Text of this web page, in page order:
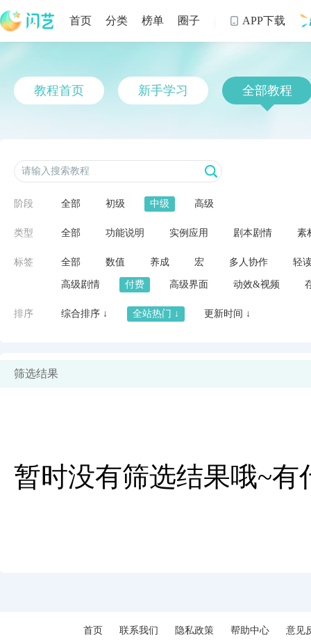
首页 分类 榜单 圈子  APP下载
教程首页 新手学习 全部教程
阶段 全部 初级 中级 高级
类型 全部 功能说明 实例应用 剧本剧情 素
标签 全部 数值 养成 宏 多人协作 轻
高级剧情 付费 高级界面 动效&视频
排序 综合排序 ↓ 全站热门 ↓ 更新时间 ↓
筛选结果
暂时没有筛选结果哦~
首页 联系我们 隐私政策 帮助中心 意见